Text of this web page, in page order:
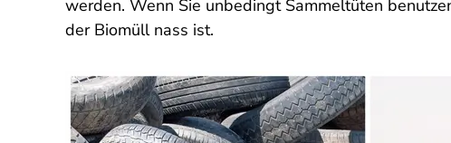
werden. Wenn Sie unbedingt Sammeltüten
der Biomüll nass ist.